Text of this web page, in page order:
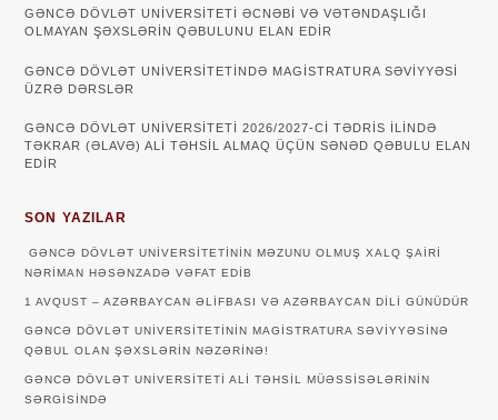
GƏNCƏ DÖVLƏT UNIVERSITETI ƏCNƏBI VƏ VƏTƏNDAŞLIĞI
OLMAYAN ŞƏXSLƏRIN QƏBULUNU ELAN EDIR
GƏNCƏ DÖVLƏT UNIVERSITETINDƏ MAGISTRATURA SƏVIYYƏSI
ÜZRƏ DƏRSLƏR
GƏNCƏ DÖVLƏT UNİVERSİTETİ 2026/2027-Cİ TƏDRİS İLİNDƏ
TƏKRAR (ƏLAVƏ) ALİ TƏHSİL ALMAQ ÜÇÜN SƏNƏD QƏBULU ELAN
EDİR
SON YAZILAR
GƏNCƏ DÖVLƏT UNIVERSITETININ MƏZUNU OLMUŞ XALQ ŞAIRI
NƏRIMAN HƏSƏNZADƏ VƏFAT EDIB
1 AVQUST – AZƏRBAYCAN ƏLIFBASI VƏ AZƏRBAYCAN DILI GÜNÜDÜR
GƏNCƏ DÖVLƏT UNIVERSITETININ MAGISTRATURA SƏVIYYƏSINƏ
QƏBUL OLAN ŞƏXSLƏRIN NƏZƏRINƏ!
GƏNCƏ DÖVLƏT UNIVERSITETI ALI TƏHSIL MÜƏSSISƏLƏRININ
SƏRGISINDƏ